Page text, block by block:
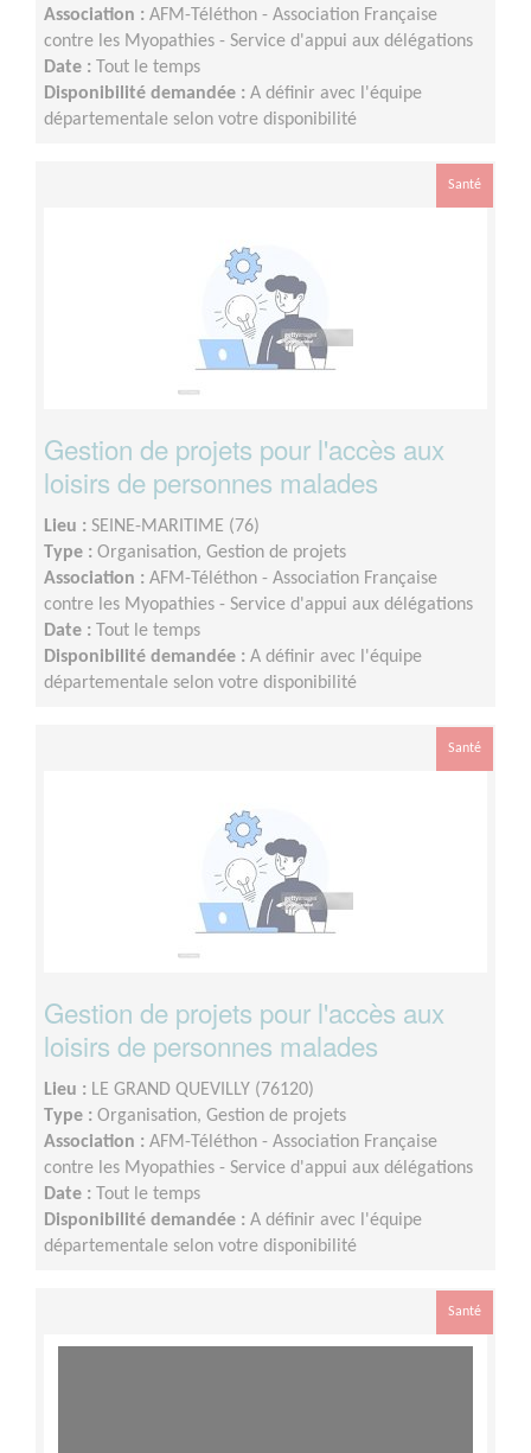
Association : AFM-Téléthon - Association Française
contre les Myopathies - Service d'appui aux délégations
Date :
Tout le temps
Disponibilité demandée : A définir avec l'équipe
départementale selon votre disponibilité
Santé
Gestion de projets pour l'accès aux
loisirs de personnes malades
Lieu : SEINE-MARITIME (76)
Type : Organisation, Gestion de projets
Association : AFM-Téléthon - Association Française
contre les Myopathies - Service d'appui aux délégations
Date :
Tout le temps
Disponibilité demandée : A définir avec l'équipe
départementale selon votre disponibilité
Santé
Gestion de projets pour l'accès aux
loisirs de personnes malades
Lieu : LE GRAND QUEVILLY (76120)
Type : Organisation, Gestion de projets
Association : AFM-Téléthon - Association Française
contre les Myopathies - Service d'appui aux délégations
Date :
Tout le temps
Disponibilité demandée : A définir avec l'équipe
départementale selon votre disponibilité
Santé